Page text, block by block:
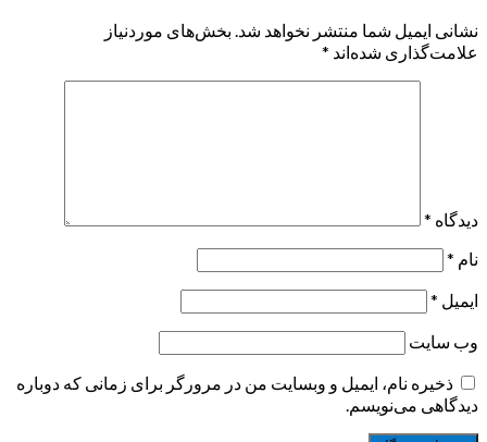
نشانی ایمیل شما منتشر نخواهد شد. بخش‌های موردنیاز
علامت‌گذاری شده‌اند *
دیدگاه *
نام *
ایمیل *
وب‌ سایت
ذخیره نام، ایمیل و وبسایت من در مرورگر برای زمانی که دوباره
دیدگاهی می‌نویسم.